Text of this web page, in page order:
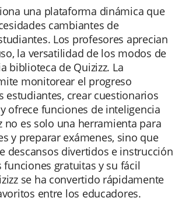
una plataforma dinámica que
cambiantes de
Los profesores aprecian
la versatilidad de los modos de
biblioteca de Quizizz. La
monitorear el progreso
estudiantes, crear cuestionarios
ofrece funciones de inteligencia
no es solo una herramienta para
y preparar exámenes, sino que
descansos divertidos e instrucción
funciones gratuitas y su fácil
se ha convertido rápidamente
entre los educadores.